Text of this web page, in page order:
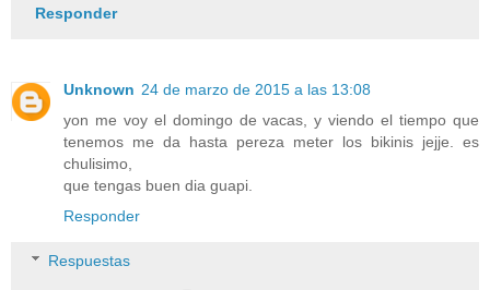
Responder
Unknown 24 de marzo de 2015 a las 13:08
yon me voy el domingo de vacas, y viendo el tiempo que
tenemos me da hasta pereza meter los bikinis jejje. es
chulisimo,
que tengas buen dia guapi.
Responder
Respuestas